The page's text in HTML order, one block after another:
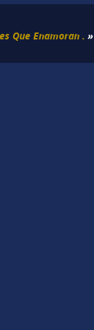
Que Enamoran . »